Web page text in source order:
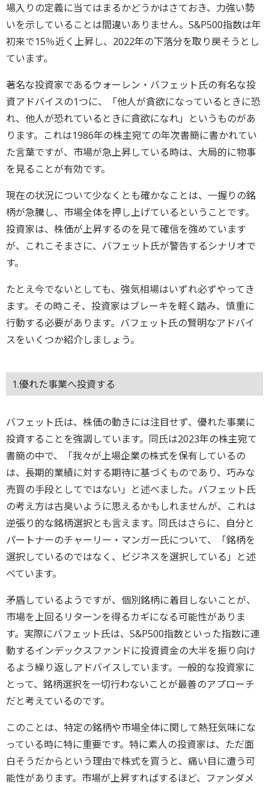
場入りの定義に当てはまるかどうかはさておき、力強い勢
いを示していることは間違いありません。S&P500指数は年
初来で15％近く上昇し、2022年の下落分を取り戻そうとし
ています。
著名な投資家であるウォーレン・バフェット氏の有名な投
資アドバイスの1つに、「他人が貪欲になっているときに恐
れ、他人が恐れているときに貪欲になれ」というものがあ
ります。これは1986年の株主宛ての年次書簡に書かれてい
た言葉ですが、市場が急上昇している時は、大局的に物事
を見ることが有効です。
現在の状況について少なくとも確かなことは、一握りの銘
柄が急騰し、市場全体を押し上げているということです。
投資家は、株価が上昇するのを見て確信を強めています
が、これこそまさに、バフェット氏が警告するシナリオで
す。
たとえ今でないとしても、強気相場はいずれ必ずやってき
ます。その時こそ、投資家はブレーキを軽く踏み、慎重に
行動する必要があります。バフェット氏の賢明なアドバイ
スをいくつか紹介しましょう。
1.優れた事業へ投資する
バフェット氏は、株価の動きには注目せず、優れた事業に
投資することを強調しています。同氏は2023年の株主宛て
書簡の中で、「我々が上場企業の株式を保有しているの
は、長期的業績に対する期待に基づくものであり、巧みな
売買の手段としてではない」と述べました。バフェット氏
の考え方は古臭いように思えるかもしれませんが、これは
逆張り的な銘柄選択とも言えます。同氏はさらに、自分と
パートナーのチャーリー・マンガー氏について、「銘柄を
選択しているのではなく、ビジネスを選択している」と述
べています。
矛盾しているようですが、個別銘柄に着目しないことが、
市場を上回るリターンを得るカギになる可能性がありま
す。実際にバフェット氏は、S&P500指数といった指数に連
動するインデックスファンドに投資資金の大半を振り向け
るよう繰り返しアドバイスしています。一般的な投資家に
とって、銘柄選択を一切行わないことが最善のアプローチ
だと考えているのです。
このことは、特定の銘柄や市場全体に関して熱狂気味にな
っている時に特に重要です。特に素人の投資家は、ただ面
白そうだからという理由で株式を買うと、痛い目に遭う可
能性があります。市場が上昇すればするほど、ファンダメ